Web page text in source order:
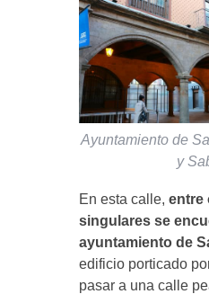
Ayuntamiento de
y
En esta calle, entre
singulares se
ayuntamiento de
edificio porticado
pasar a una calle